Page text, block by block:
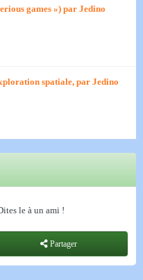
games ») par Jedino
spatiale, par Jedino
le à un ami !
Partager